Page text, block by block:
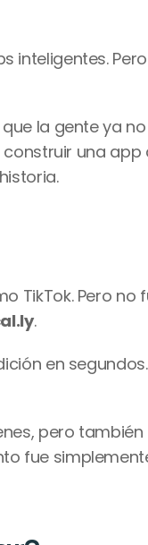
inteligentes.
la gente ya
una app
TikTok. Pero no
.
en segundos.
pero
fue